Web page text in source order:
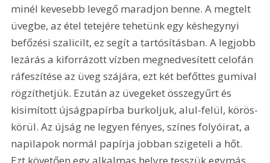
minél kevesebb levegő maradjon benne. A megtelt
üvegbe, az étel tetejére tehetünk egy késhegynyi
befőzési szalicilt, ez segít a tartósításban. A legjobb
lezárás a kiforrázott vízben megnedvesített celofán
ráfeszítése az üveg szájára, ezt két befőttes gumival
rögzíthetjük. Ezután az üvegeket összegyűrt és
kisimított újságpapírba burkoljuk, alul-felül, körös-
körül. Az újság ne legyen fényes, színes folyóirat, a
napilapok normál papírja jobban szigeteli a hőt.